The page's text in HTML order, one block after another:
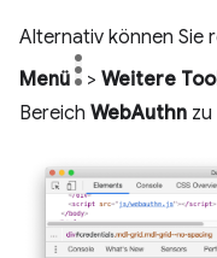
Alternativ können Sie
Menü
> Weitere
Bereich WebAuthn